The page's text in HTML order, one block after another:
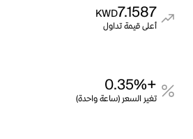
7.1587
KWD
أعلى قيمة تداول
+0.35%
تغير السعر (ساعة واحدة)